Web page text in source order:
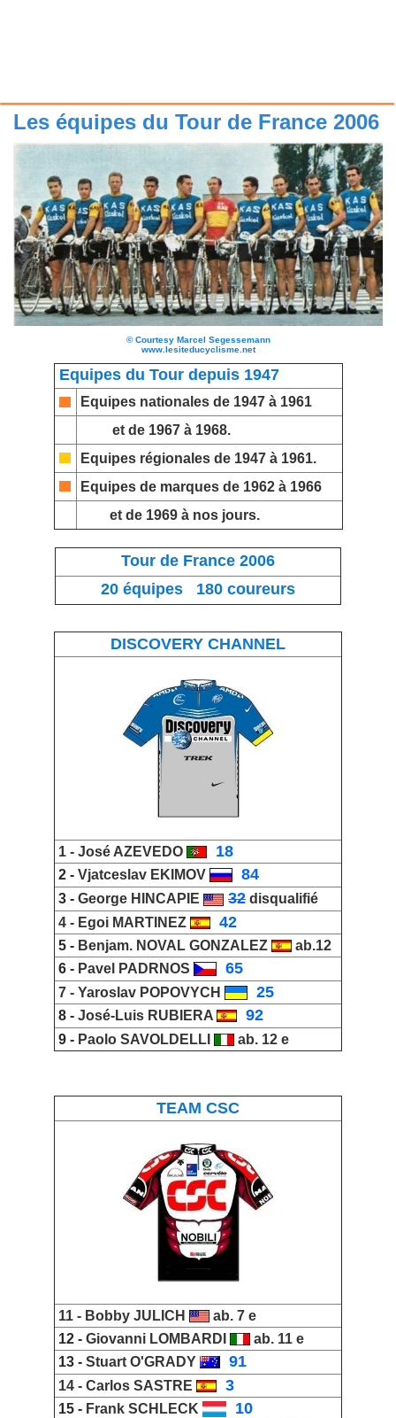
Les équipes du Tour de France 2006
©Courtesy Marcel Segessemann
www.lesiteducyclisme.net
Equipes du Tour depuis 1947
Equipes nationalesde 1947 à 1961
et de 1967 à 1968.
Equipes régionalesde 1947 à 1961.
Equipes de marquesde 1962 à 1966
et de 1969 à nos jours.
Tour de France 2006
20 équipes 180 coureurs
DISCOVERY CHANNEL
1 - José AZEVEDO 18
2 - Vjatceslav EKIMOV 84
3 - George HINCAPIE 32 disqualifié
4 - Egoi MARTINEZ 42
5 - Benjam. NOVAL GONZALEZ
ab.12
6 - Pavel PADRNOS 65
7 - Yaroslav POPOVYCH 25
8 - José-Luis RUBIERA 92
9 - Paolo SAVOLDELLI ab. 12 e
TEAM CSC
11 - Bobby JULICH
ab. 7 e
12 - Giovanni LOMBARDI
ab. 11 e
13 - Stuart O'GRADY 91
14 - Carlos SASTRE 3
15 - Frank SCHLECK 10